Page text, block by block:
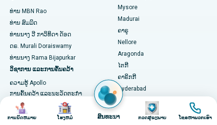
ຊອກຫານັກຈິດຕະວິທະຍາ
ຊອກຫາແພດຜ່າຕັດທົ່ວໄປ
ໂຮງໝໍທີ່ດີທີ່ສຸດໃນໜ່ວຍທີ 15, Bhubaneswar
ໂຮງໝໍທີ່ດີທີ່ສຸດໃນຖະໜົນ Seepat, Bilaspur
ໂຮງໝໍທີ່ດີທີ່ສຸດໃນ Ellisbridge, Ahmedabad
ໂຮງໝໍທີ່ດີທີ່ສຸດໃນນິວເດລີ
ໂຮງໝໍທີ່ດີທີ່ສຸດໃນ DRDO, Hyderabad
ໂຮງໝໍທີ່ດີທີ່ສຸດໃນ GS Road, Guwahati
ເສັ້ນເລືອດແດງຂອງມົດລູກ
ການຜ່າຕັດໄຂ່ຫຼັງ
ການຜ່າຕັດມະເຮັງເຕົ້ານົມ
ການປິ່ນປົວໂຣກຜີວ ໜັງ
Colonoscopy
Polypectomy
ທ່ານ MBN Rao
ທ່ານ ສົມມິດ
ທ່ານ​ນາງ ວີ ກາ​ວິ​ທິ​ດາ ດັອດ
ດຣ. Murali Doraiswamy
ທ່ານ​ນາງ Rama Bijapurkar
ວິຊາການ ແລະການຄົ້ນຄວ້າ
ຄວາມຮູ້ Apollo
ການຄົ້ນຄວ້າ ແລະນະວັດຕະກໍາ
Apollo (ARI)
ບົດລາຍງານຄວາມເປັນເລີດ Apollo
Mysore
Madurai
ຄາຣູ
Nellore
Aragonda
ໄຕກີ
ຄາຣິກກີ
Hyderabad
DRDO
ຮູບພາບ
ການນັດຫມາຍ
ຮູບພາບ
ໂຮງຫມໍ ສົນທະນາ
ຮູບພາບ
ກວດສຸຂະພາບ
ຮູບພາບ
ໂທຣຫາພວກເຮົາ